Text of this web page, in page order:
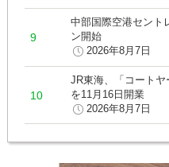
中部国際空港セント
ン開始
2026年8月7日
JR東海、「コートヤ
を11月16日開業
2026年8月7日